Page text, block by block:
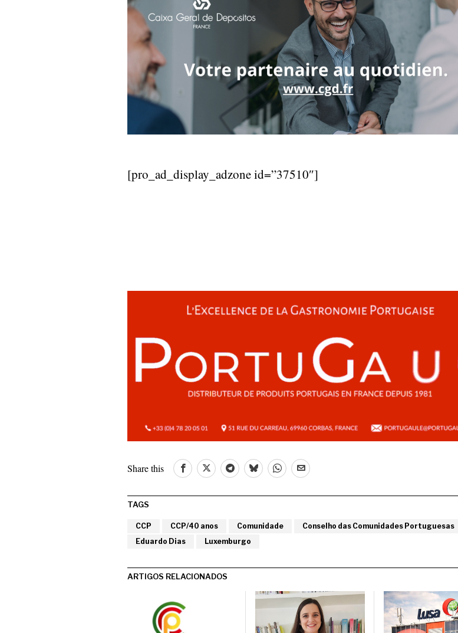
[pro_ad_display_adzone id=”37510″]
Share this
TAGS
CCP CCP/40 anos Comunidade
Conselho das Comunidades Portuguesas
Eduardo Dias
Luxemburgo
ARTIGOS RELACIONADOS